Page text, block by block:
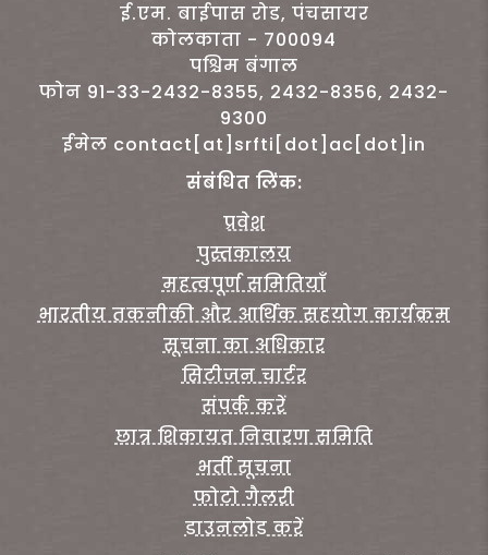
ई.एम. बाईपास रोड, पंचसायर
कोलकाता - 700094
पश्चिम बंगाल
फोन 91-33-2432-8355, 2432-8356, 2432-
9300
ईमेल contact[at]srfti[dot]ac[dot]in
संबंधित लिंक:
प्रवेश
पुस्तकालय
महत्वपूर्ण समितियाँ
भारतीय तकनीकी और आर्थिक सहयोग कार्यक्रम
सूचना का अधिकार
सिटीजन चार्टर
संपर्क करें
छात्र शिकायत निवारण समिति
भर्ती सूचना
फोटो गैलरी
डाउनलोड करें